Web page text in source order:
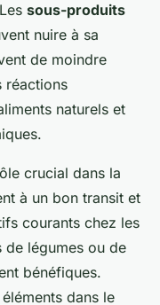
sous-produits
nuire à sa
de moindre
réactions
naturels et
crucial dans la
à un bon transit et
courants chez les
de légumes ou de
bénéfiques.
dans le